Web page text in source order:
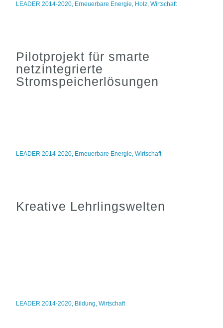
LEADER 2014-2020, Erneuerbare Energie, Holz,Wirtschaft
Pilotprojekt für smarte
netzintegrierte
Stromspeicherlösungen
LEADER 2014-2020, Erneuerbare Energie,Wirtschaft
Kreative Lehrlingswelten
LEADER 2014-2020, Bildung,Wirtschaft